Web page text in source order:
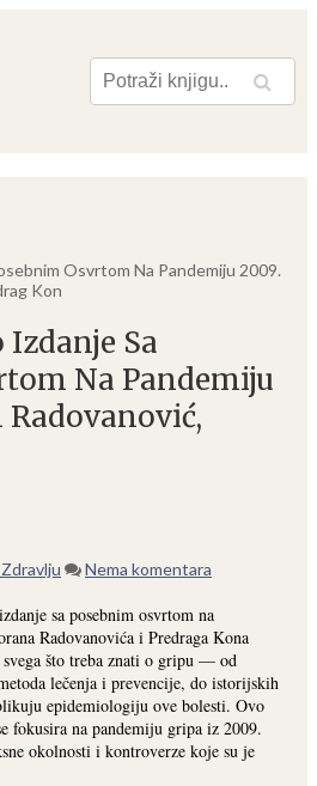
Pretraga
Osvrtom Na Pandemiju 2009.
Kon
Sa
Na Pandemiju
Radovanović,
Nema komentara
sa posebnim osvrtom na
Radovanovića i Predraga Kona
što treba znati o gripu — od
lečenja i prevencije, do istorijskih
epidemiologiju ove bolesti. Ovo
fokusira na pandemiju gripa iz 2009.
okolnosti i kontroverze koje su je